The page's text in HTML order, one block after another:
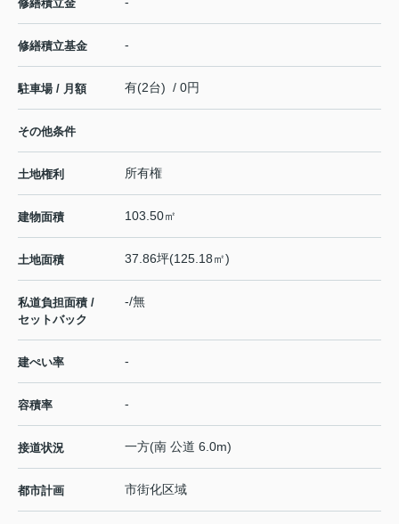
修繕積立金
修繕積立基金 -
駐車場 / 月額 有(2台) / 0円
その他条件
土地権利 所有権
建物面積 103.50㎡
土地面積 37.86坪(125.18㎡)
私道負担面積 /
セットバック
-/無
建ぺい率 -
容積率 -
接道状況 一方(南 公道 6.0m)
都市計画 市街化区域